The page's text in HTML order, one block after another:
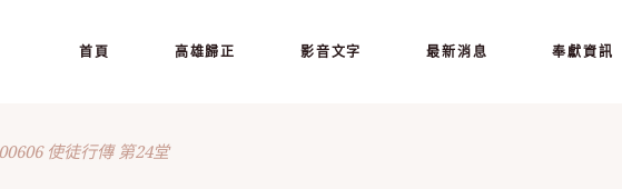
首頁 高雄歸正 影音文字 最新消息 奉獻資訊
使徒行傳 第24堂